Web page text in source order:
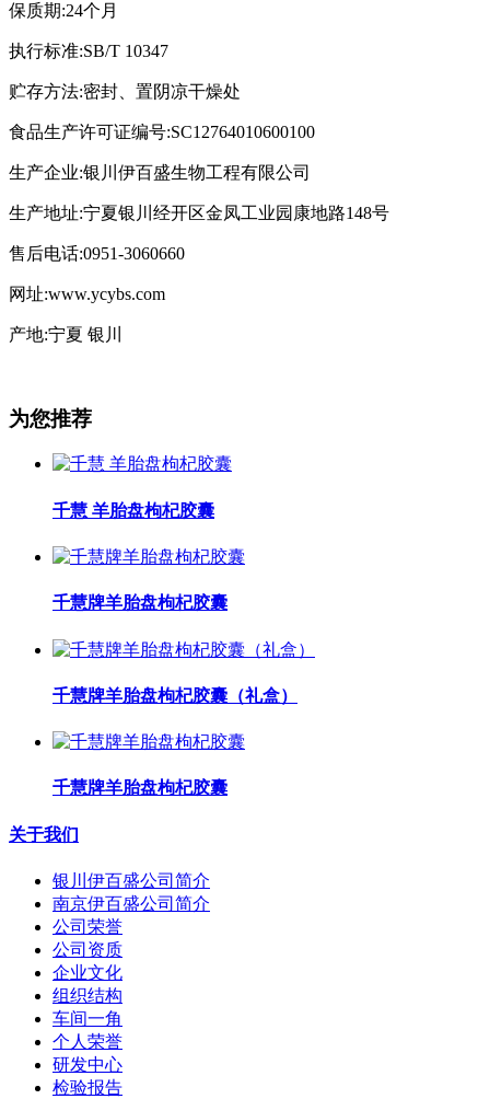
保质期:24个月
执行标准:SB/T 10347
贮存方法:密封、置阴凉干燥处
食品生产许可证编号:SC12764010600100
生产企业:银川伊百盛生物工程有限公司
生产地址:宁夏银川经开区金凤工业园康地路148号
售后电话:0951-3060660
网址:www.ycybs.com
产地:宁夏 银川
为您推荐
千慧 羊胎盘枸杞胶囊
千慧牌羊胎盘枸杞胶囊
千慧牌羊胎盘枸杞胶囊（礼盒）
千慧牌羊胎盘枸杞胶囊
关于我们
银川伊百盛公司简介
南京伊百盛公司简介
公司荣誉
公司资质
企业文化
组织结构
车间一角
个人荣誉
研发中心
检验报告